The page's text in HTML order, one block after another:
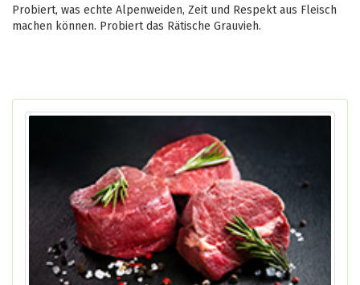
Probiert, was echte Alpenweiden, Zeit und Respekt aus Fleisch
machen können. Probiert das Rätische Grauvieh.